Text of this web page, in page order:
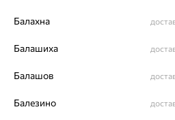
Балахна
Балашиха
Балашов
Балезино